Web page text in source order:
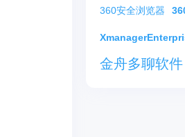
360安全浏览器
金舟多聊软件